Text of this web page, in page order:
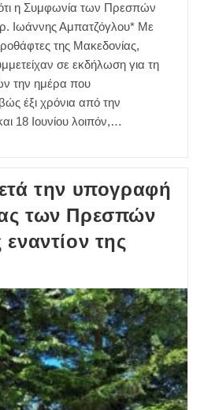
η Συμφωνία των Πρεσπών
Ιωάννης Αμπατζόγλου* Με
της Μακεδονίας,
σε εκδήλωση για τη
την ημέρα που
έξι χρόνια από την
18 Ιουνίου λοιπόν,…
την υπογραφή
των Πρεσπών
της